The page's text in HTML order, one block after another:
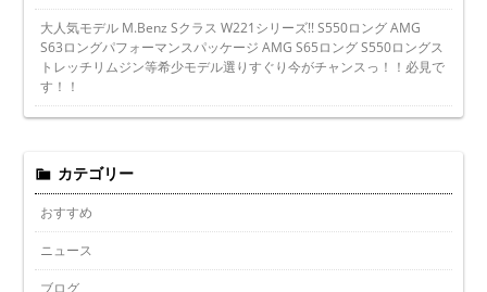
大人気モデル M.Benz Sクラス W221シリーズ!! S550ロング AMG
S63ロングパフォーマンスパッケージ AMG S65ロング S550ロングス
トレッチリムジン等希少モデル選りすぐり今がチャンスっ！！必見で
す！！
カテゴリー
おすすめ
ニュース
ブログ